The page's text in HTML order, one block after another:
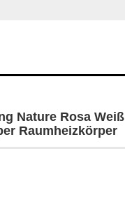
Nature Rosa Weiß
Raumheizkörper